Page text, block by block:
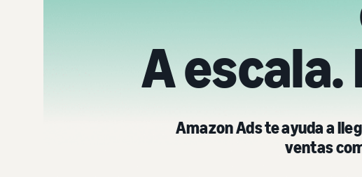
A
Amazon Ads te ayuda a
ventas